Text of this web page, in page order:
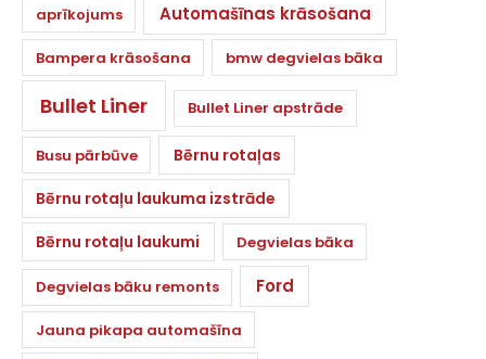
aprīkojums Automašīnas krāsošana
Bampera krāsošana bmw degvielas bāka
Bullet Liner Bullet Liner apstrāde
Busu pārbūve
Bērnu rotaļas
Bērnu rotaļu laukuma izstrāde
Bērnu rotaļu laukumi
Degvielas bāka
Degvielas bāku remonts Ford
Jauna pikapa automašīna